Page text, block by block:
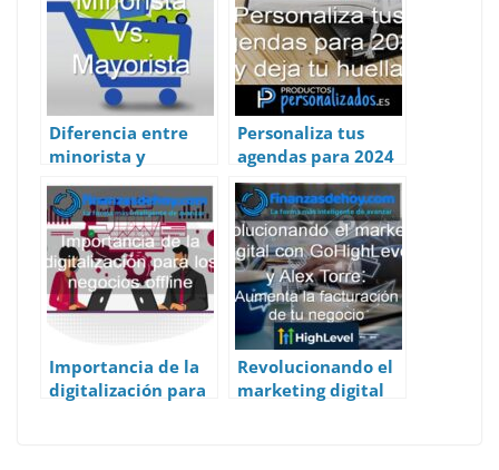
p
p
o
k
n
Diferencia entre
minorista y
mayorista
Personaliza tus
agendas para 2024
y deja tu huella
Importancia de la
digitalización para
Revolucionando el
marketing digital